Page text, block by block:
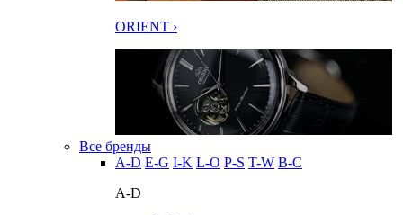
ORIENT ›
Все бренды
A-D E-G I-K L-O P-S T-W В-С
A-D